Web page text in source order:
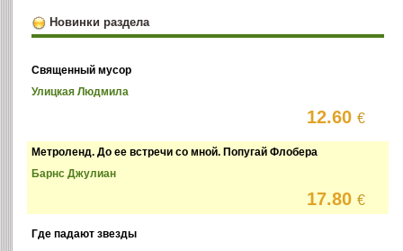
Новинки раздела
Священный мусор
Улицкая Людмила
12.60€
Метроленд. До ее встречи со мной. Попугай Флобера
Барнс Джулиан
17.80€
Где падают звезды